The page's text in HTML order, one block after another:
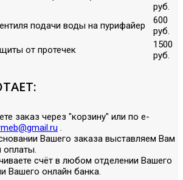
руб.
подачи воды на пурифайер
600
руб.
от протечек
1500
руб.
заказ через "корзину" или по е-
.
Вашего заказа выставляем Вам
оплаты.
счёт в любом отделении Вашего
Вашего онлайн банка.